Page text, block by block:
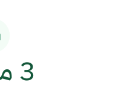
3 مليون